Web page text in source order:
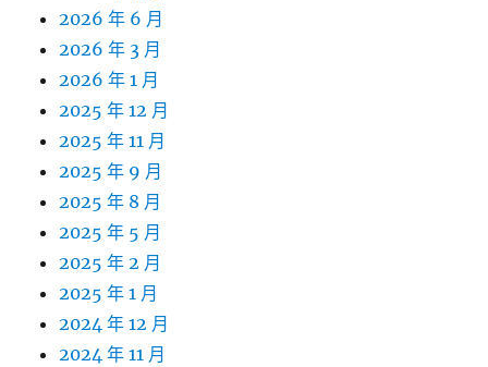
2026 年 6 月
2026 年 3 月
2026 年 1 月
2025 年 12 月
2025 年 11 月
2025 年 9 月
2025 年 8 月
2025 年 5 月
2025 年 2 月
2025 年 1 月
2024 年 12 月
2024 年 11 月